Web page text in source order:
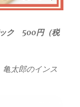
ック 500円（税
太郎のインス